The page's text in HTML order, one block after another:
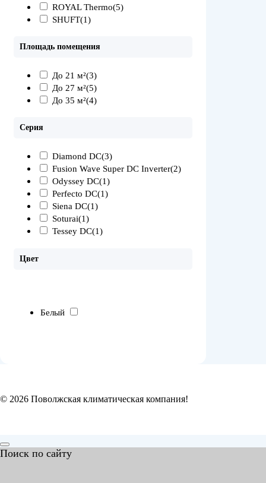
ROYAL Thermo(5)
SHUFT(1)
Площадь помещения
До 21 м²(3)
До 27 м²(5)
До 35 м²(4)
Серия
Diamond DC(3)
Fusion Wave Super DC Inverter(2)
Odyssey DC(1)
Perfecto DC(1)
Siena DC(1)
Soturai(1)
Tessey DC(1)
Цвет
Белый
© 2026 Поволжская климатическая компания!
Поиск по сайту